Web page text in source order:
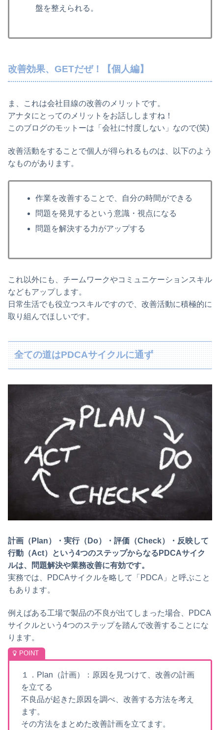
盤を整えられる。
改善効果、GETだぜ！【個人編】
ま、これは会社目線の改善のメリットです。
アナタにとってのメリットをお話ししますね！
このブログのモットーは「会社に忖度しない」なので(笑)
改善活動をすることで個人が得られるものは、以下のよう
なものがあります。
作業を改善することで、自分の時間ができる
問題を発見するという意識・視点になる
問題を解決する力がアップする
これ以外にも、チームワークやコミュニケーションスキル
などもアップします。
日常生活でも役立つスキルですので、改善活動に積極的に
取り組んでほしいです。
全ての道はPDCAサイクルに通ず
計画（Plan）・実行（Do）・評価（Check）・反映して
行動（Act）という4つのステップからなるPDCAサイク
ルは、問題解決や業務改善に有効です。
実務では、PDCAサイクルを略して「PDCA」と呼ぶこと
もあります。
例えばある工場で製品の不良が出てしまった場合、PDCA
サイクルという4つのステップを踏んで改善することにな
ります。
１．Plan（計画）：原因を見つけて、改善の計画
を立てる
不良品が起きた原因を調べ、改善する方法を考え
ます。
その方法をまとめた改善計画を立てます。